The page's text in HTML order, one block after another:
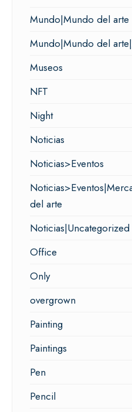
Mundo|Mundo del arte
Mundo|Mundo del
Museos
NFT
Night
Noticias
Noticias>Eventos
del arte
Noticias|Uncategorized
Office
Only
overgrown
Painting
Paintings
Pen
Pencil